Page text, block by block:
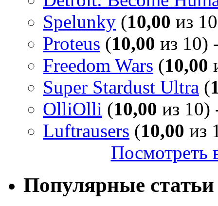
Spelunky (10,00 из
Proteus (10,00 из 10)
Freedom Wars (10,00
Super Stardust Ultra (
OlliOlli (10,00 из 10)
Luftrausers (10,00 из
Посмотреть
Популярные статьи